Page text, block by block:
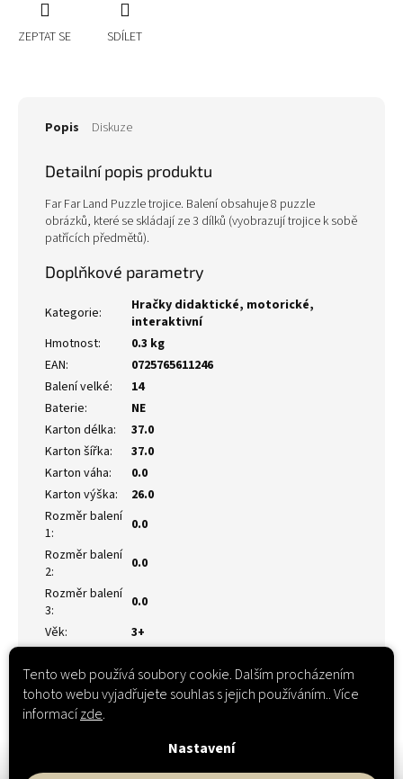
Tento web používá soubory cookie. Dalším procházením
tohoto webu vyjadřujete souhlas s jejich používáním.. Více
informacízde.
Nastavení
ZEPTAT SE SDÍLET
Popis Diskuze
Detailní popis produktu
Far Far Land Puzzle trojice. Balení obsahuje 8 puzzle
obrázků, které se skládají ze 3 dílků (vyobrazují trojice k sobě
patřících předmětů).
Doplňkové parametry
Kategorie:
Hračky didaktické, motorické,
interaktivní
Hmotnost:
0.3 kg
EAN:
0725765611246
Balení velké:
14
Baterie:
NE
Karton délka:
37.0
Karton šířka:
37.0
Karton váha:
0.0
Karton výška:
26.0
Rozměr balení
1:
0.0
Rozměr balení
2:
0.0
Rozměr balení
3:
0.0
Věk: 3+